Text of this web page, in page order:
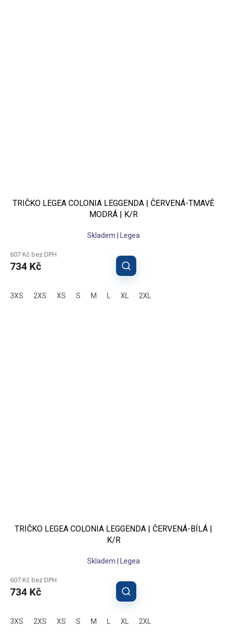
TRIČKO LEGEA COLONIA LEGGENDA | ČERVENÁ-TMAVĚ
MODRÁ | K/R
Skladem | Legea
607 Kč bez DPH
734 Kč
3XS 2XS XS S M XL 2XL
TRIČKO LEGEA COLONIA LEGGENDA | ČERVENÁ-BÍLÁ |
K/R
Skladem | Legea
607 Kč bez DPH
734 Kč
3XS 2XS XS S M XL 2XL